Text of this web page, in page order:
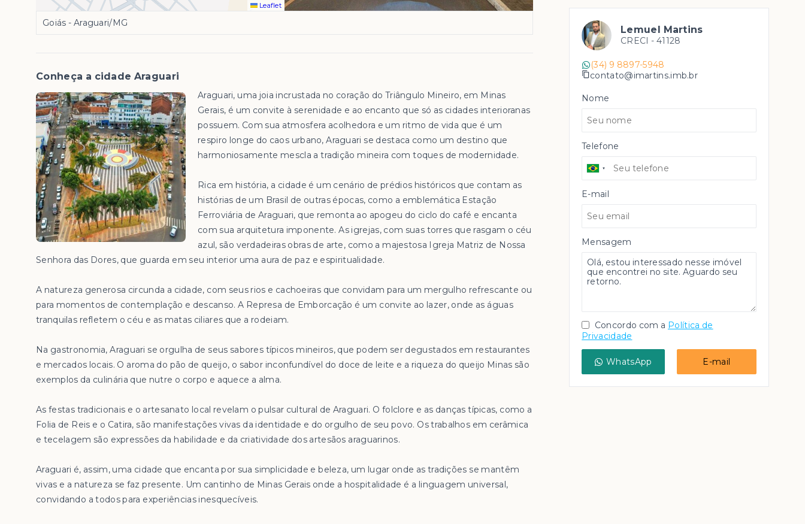
Leaflet
Goiás - Araguari/MG
Conheça a cidade Araguari
Araguari, uma joia incrustada no coração do Triângulo Mineiro, em Minas
Gerais, é um convite à serenidade e ao encanto que só as cidades interioranas
possuem. Com sua atmosfera acolhedora e um ritmo de vida que é um
respiro longe do caos urbano, Araguari se destaca como um destino que
harmoniosamente mescla a tradição mineira com toques de modernidade.
Rica em história, a cidade é um cenário de prédios históricos que contam as
histórias de um Brasil de outras épocas, como a emblemática Estação
Ferroviária de Araguari, que remonta ao apogeu do ciclo do café e encanta
com sua arquitetura imponente. As igrejas, com suas torres que rasgam o céu
azul, são verdadeiras obras de arte, como a majestosa Igreja Matriz de Nossa
Senhora das Dores, que guarda em seu interior uma aura de paz e espiritualidade.
A natureza generosa circunda a cidade, com seus rios e cachoeiras que convidam para um mergulho refrescante ou
para momentos de contemplação e descanso. A Represa de Emborcação é um convite ao lazer, onde as águas
tranquilas refletem o céu e as matas ciliares que a rodeiam.
Na gastronomia, Araguari se orgulha de seus sabores típicos mineiros, que podem ser degustados em restaurantes
e mercados locais. O aroma do pão de queijo, o sabor inconfundível do doce de leite e a riqueza do queijo Minas são
exemplos da culinária que nutre o corpo e aquece a alma.
As festas tradicionais e o artesanato local revelam o pulsar cultural de Araguari. O folclore e as danças típicas, como a
Folia de Reis e o Catira, são manifestações vivas da identidade e do orgulho de seu povo. Os trabalhos em cerâmica
e tecelagem são expressões da habilidade e da criatividade dos artesãos araguarinos.
Araguari é, assim, uma cidade que encanta por sua simplicidade e beleza, um lugar onde as tradições se mantêm
vivas e a natureza se faz presente. Um cantinho de Minas Gerais onde a hospitalidade é a linguagem universal,
convidando a todos para experiências inesquecíveis.
Lemuel Martins
CRECI -41128
(34) 9 8897-5948
contato@imartins.imb.br
Nome
Telefone
E-mail
Mensagem
Concordo com a Política de
Privacidade
WhatsApp E-mail